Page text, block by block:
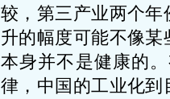
较，第三产业两个
升的幅度可能不像
本身并不是健康的
律，中国的工业化